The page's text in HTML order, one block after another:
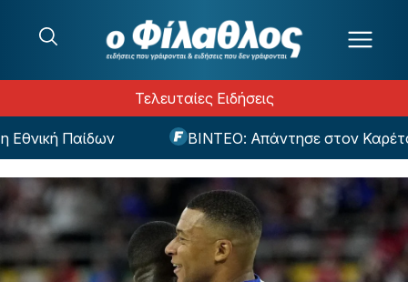
Τελευταίες Ειδήσεις
Παίδων ΒΙΝΤΕΟ: Απάντησε στον Καρέτσα